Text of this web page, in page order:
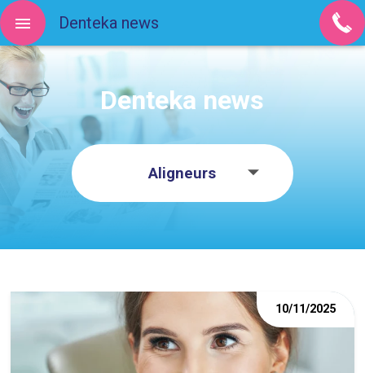
Denteka news
Aligneurs
10/11/2025
Denteka news